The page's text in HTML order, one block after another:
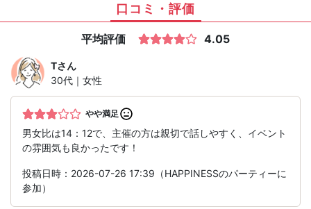
口コミ・評価
平均評価 4.05
Tさん
30代｜女性
やや満足
男女比は14：12で、主催の方は親切で話しやすく、イベント
の雰囲気も良かったです！
投稿日時：2026-07-26 17:39（HAPPINESSのパーティーに
参加）